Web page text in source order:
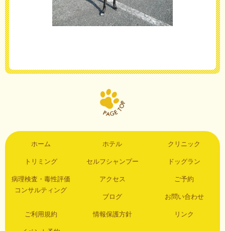
ホーム ホテル クリニック
トリミング セルフシャンプー ドッグラン
病理検査・毒性評価
コンサルティング
アクセス ご予約
ブログ お問い合わせ
ご利用規約 情報保護方針 リンク